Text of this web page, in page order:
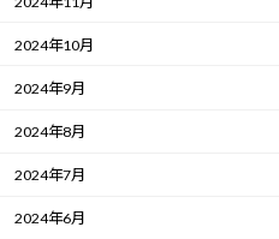
2024年10月
2024年9月
2024年8月
2024年7月
2024年6月